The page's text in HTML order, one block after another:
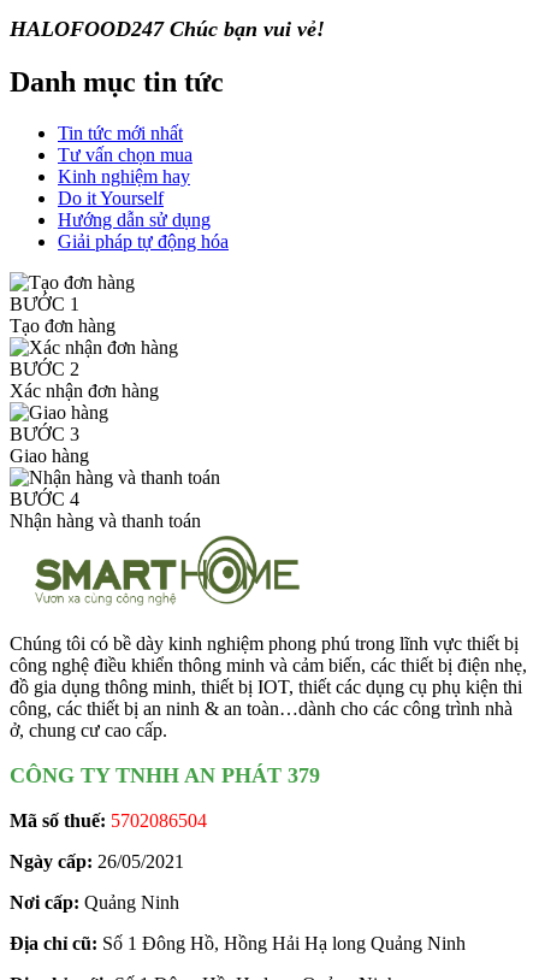
HALOFOOD247 Chúc bạn vui vẻ!
Danh mục tin tức
Tin tức mới nhất
Tư vấn chọn mua
Kinh nghiệm hay
Do it Yourself
Hướng dẫn sử dụng
Giải pháp tự động hóa
BƯỚC 1
Tạo đơn hàng
BƯỚC 2
Xác nhận đơn hàng
BƯỚC 3
Giao hàng
BƯỚC 4
Nhận hàng và thanh toán
Chúng tôi có bề dày kinh nghiệm phong phú trong lĩnh vực thiết bị
công nghệ điều khiển thông minh và cảm biến, các thiết bị điện nhẹ,
đồ gia dụng thông minh, thiết bị IOT, thiết các dụng cụ phụ kiện thi
công, các thiết bị an ninh & an toàn…dành cho các công trình nhà
ở, chung cư cao cấp.
CÔNG TY TNHH AN PHÁT 379
Mã số thuế: 5702086504
Ngày cấp: 26/05/2021
Nơi cấp: Quảng Ninh
Địa chỉ cũ: Số 1 Đông Hồ, Hồng Hải Hạ long Quảng Ninh